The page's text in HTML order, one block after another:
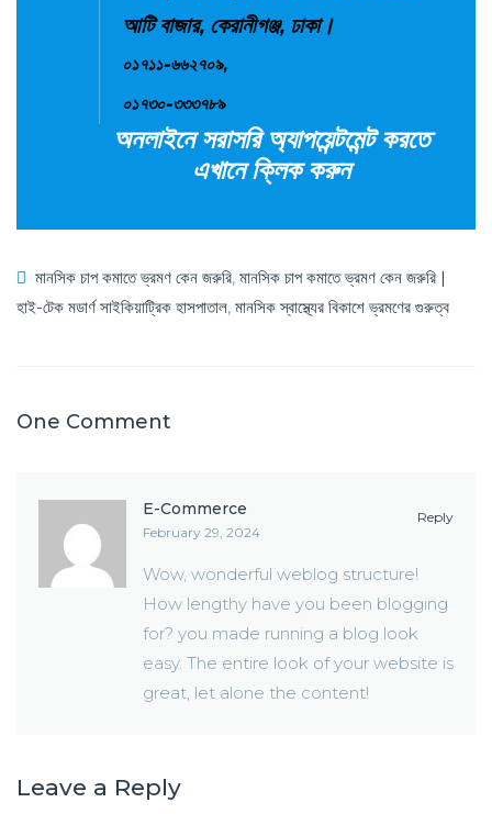
আটি বাজার, কেরানীগঞ্জ, ঢাকা।
০১৭১১-৬৬২৭০৯,
০১৭৩০-৩৩৩৭৮৯
অনলাইনে সরাসরি অ্যাপয়েন্টমেন্ট করতে
এখানে ক্লিক করুন
মানসিক চাপ কমাতে ভ্রমণ কেন জরুরি, মানসিক চাপ কমাতে ভ্রমণ কেন জরুরি |
হাই-টেক মডার্ণ সাইকিয়াট্রিক হাসপাতাল, মানসিক স্বাস্থ্যের বিকাশে ভ্রমণের গুরুত্ব
One Comment
Reply
E-Commerce
February 29, 2024
Wow, wonderful weblog structure!
How lengthy have you been blogging
for? you made running a blog look
easy. The entire look of your website is
great, let alone the content!
Leave a Reply